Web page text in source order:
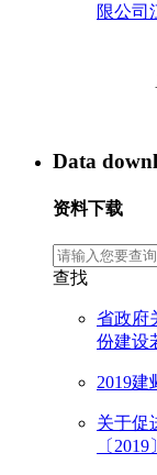
限公司
Data
资料下载
查找
省政府
份建设
2019建
关于促
〔2019